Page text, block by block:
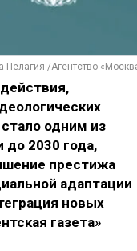
Пелагия /Агентство
одним из
до 2030 года,
престижа
адаптации
новых
газета»